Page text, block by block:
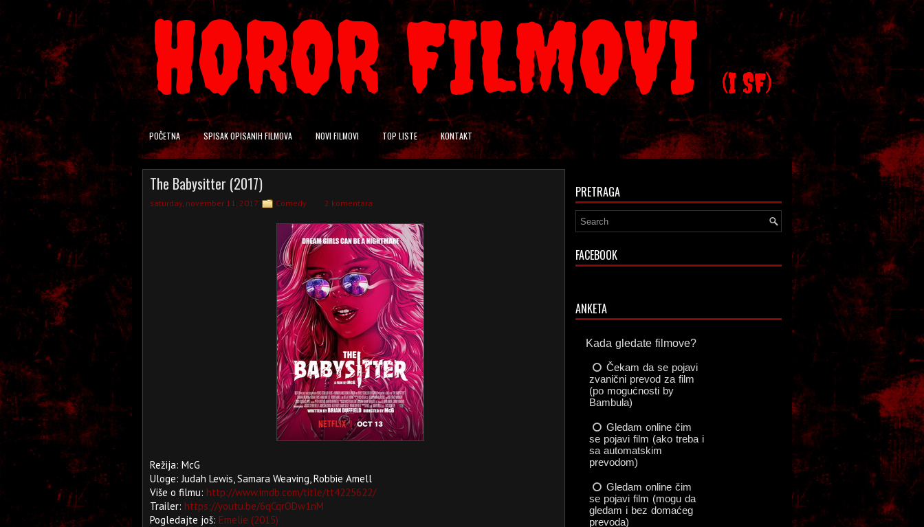
HOROR FILMOVI(I SF)
POČETNA SPISAK OPISANIH FILMOVA NOVI FILMOVI TOP LISTE KONTAKT
The Babysitter (2017)
saturday, november 11, 2017 Comedy 2 komentara
Režija: McG
Uloge: Judah Lewis, Samara Weaving, Robbie Amell
Više o filmu: http://www.imdb.com/title/tt4225622/
Trailer: https://youtu.be/6qCqrODw1nM
Pogledajte još: Emelie (2015)
PRETRAGA
FACEBOOK
ANKETA